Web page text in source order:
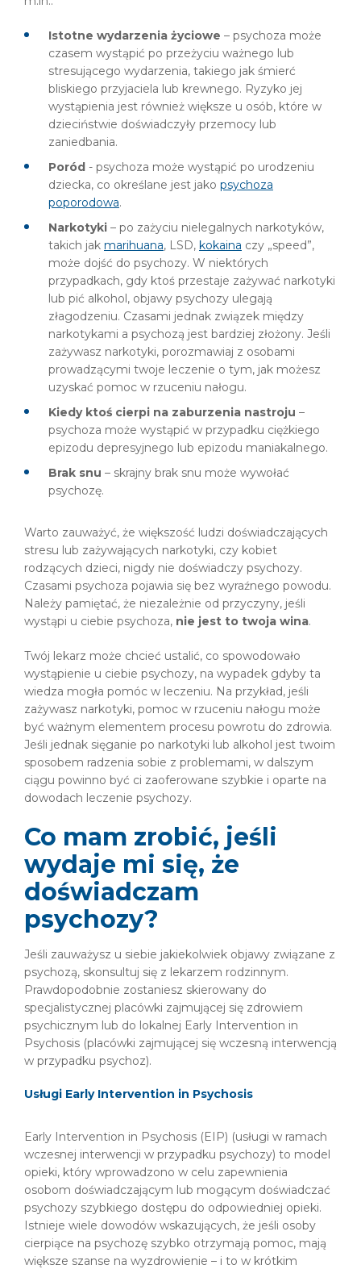
Istotne wydarzenia życiowe – psychoza może
czasem wystąpić po przeżyciu ważnego lub
stresującego wydarzenia, takiego jak śmierć
bliskiego przyjaciela lub krewnego. Ryzyko jej
wystąpienia jest również większe u osób, które w
dzieciństwie doświadczyły przemocy lub
zaniedbania.
Poród - psychoza może wystąpić po urodzeniu
dziecka, co określane jest jako psychoza
poporodowa.
Narkotyki – po zażyciu nielegalnych narkotyków,
takich jak marihuana, LSD, kokaina czy „speed”,
może dojść do psychozy. W niektórych
przypadkach, gdy ktoś przestaje zażywać narkotyki
lub pić alkohol, objawy psychozy ulegają
złagodzeniu. Czasami jednak związek między
narkotykami a psychozą jest bardziej złożony. Jeśli
zażywasz narkotyki, porozmawiaj z osobami
prowadzącymi twoje leczenie o tym, jak możesz
uzyskać pomoc w rzuceniu nałogu.
Kiedy ktoś cierpi na zaburzenia nastroju –
psychoza może wystąpić w przypadku ciężkiego
epizodu depresyjnego lub epizodu maniakalnego.
Brak snu – skrajny brak snu może wywołać
psychozę.
Warto zauważyć, że większość ludzi doświadczających
stresu lub zażywających narkotyki, czy kobiet
rodzących dzieci, nigdy nie doświadczy psychozy.
Czasami psychoza pojawia się bez wyraźnego powodu.
Należy pamiętać, że niezależnie od przyczyny, jeśli
wystąpi u ciebie psychoza, nie jest to twoja wina.
Twój lekarz może chcieć ustalić, co spowodowało
wystąpienie u ciebie psychozy, na wypadek gdyby ta
wiedza mogła pomóc w leczeniu. Na przykład, jeśli
zażywasz narkotyki, pomoc w rzuceniu nałogu może
być ważnym elementem procesu powrotu do zdrowia.
Jeśli jednak sięganie po narkotyki lub alkohol jest twoim
sposobem radzenia sobie z problemami, w dalszym
ciągu powinno być ci zaoferowane szybkie i oparte na
dowodach leczenie psychozy.
Co mam zrobić, jeśli
wydaje mi się, że
doświadczam
psychozy?
Jeśli zauważysz u siebie jakiekolwiek objawy związane z
psychozą, skonsultuj się z lekarzem rodzinnym.
Prawdopodobnie zostaniesz skierowany do
specjalistycznej placówki zajmującej się zdrowiem
psychicznym lub do lokalnej Early Intervention in
Psychosis (placówki zajmującej się wczesną interwencją
w przypadku psychoz).
Usługi Early Intervention in Psychosis
Early Intervention in Psychosis (EIP) (usługi w ramach
wczesnej interwencji w przypadku psychozy) to model
opieki, który wprowadzono w celu zapewnienia
osobom doświadczającym lub mogącym doświadczać
psychozy szybkiego dostępu do odpowiedniej opieki.
Istnieje wiele dowodów wskazujących, że jeśli osoby
cierpiące na psychozę szybko otrzymają pomoc, mają
większe szanse na wyzdrowienie – i to w krótkim